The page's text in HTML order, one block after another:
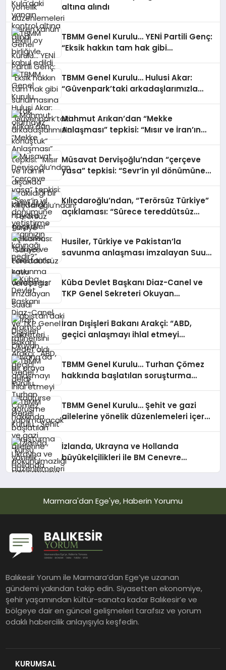
altına alındı
TBMM Genel Kurulu… YENİ Partili Genç:
“Eksik hakkın tam hak gibi
TBMM Genel Kurulu… Hulusi Akar:
“Güvenpark’taki arkadaşlarımızla
Mahmut Arıkan’dan “Mekke
Anlaşması” tepkisi: “Mısır ve İran’ın
Müsavat Dervişoğlu’ndan “çerçeve
yasa” tepkisi: “Sevr’in yıl dönümüne
Kılıçdaroğlu’ndan, “Terörsüz Türkiye”
açıklaması: “Sürece tereddütsüz
Husiler, Türkiye ve Pakistan’la
savunma anlaşması imzalayan Suudi
Küba Devlet Başkanı Diaz-Canel ve
TKP Genel Sekreteri Okuyan
İran Dışişleri Bakanı Arakçi: “ABD,
geçici anlaşmayı ihlal etmeyi
TBMM Genel Kurulu… Turhan Çömez
hakkında başlatılan soruşturma
TBMM Genel Kurulu… Şehit ve gazi
ailelerine yönelik düzenlemeleri içeren
İzlanda, Ukrayna ve Hollanda
büyükelçilikleri ile BM Cenevre
Ofisi Daimi Temsilciliği’ne atama
Marmara'dan Ege'ye, Haberin Yorumu
Balıkesir Yorum ile Marmara’dan Ege’ye uzanan
gündemi yakından takip edin. Siyasetten ekonomiye,
şehir yaşamından kültür-sanata kadar Balıkesir’e ve
bölgeye dair en güncel gelişmeleri tarafsız ve yorum
odaklı habercilik anlayışıyla keşfedin.
KURUMSAL